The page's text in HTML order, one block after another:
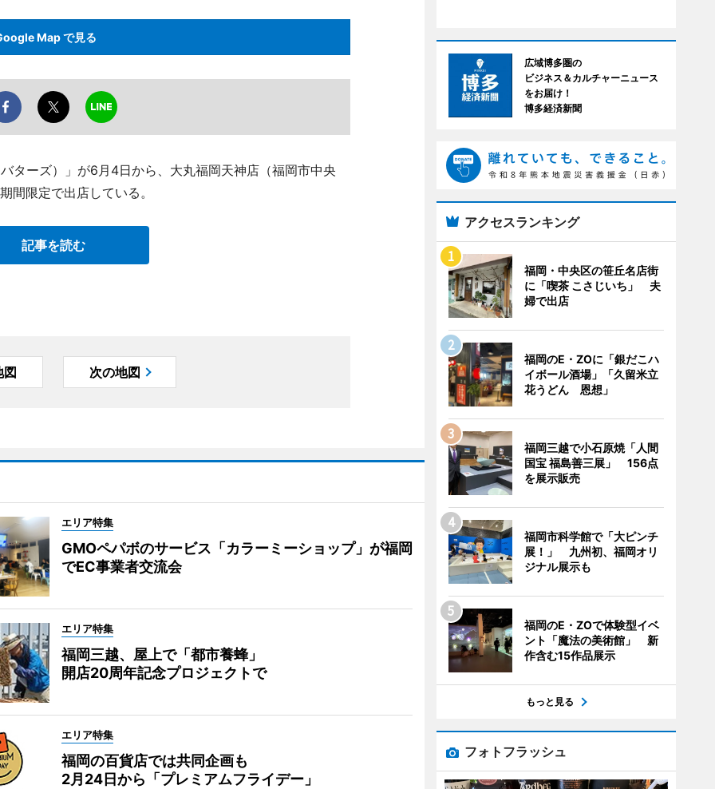
Map で見る
ターズ）」が6月4日から、大丸福岡天神店（福岡市中央
間限定で出店している。
記事を読む
図 次の地図
エリア特集
GMOペパボのサービス「カラーミーショップ」が福岡
でEC事業者交流会
エリア特集
福岡三越、屋上で「都市養蜂」
開店20周年記念プロジェクトで
エリア特集
福岡の百貨店では共同企画も
2月24日から「プレミアムフライデー」
広域博多圏の
ビジネス＆カルチャーニュース
をお届け！
博多経済新聞
アクセスランキング
福岡・中央区の笹丘名店街
に「喫茶 こさじいち」 夫
婦で出店
福岡のE・ZOに「銀だこハ
イボール酒場」「久留米立
花うどん 恩想」
福岡三越で小石原焼「人間
国宝 福島善三展」 156点
を展示販売
福岡市科学館で「大ピンチ
展！」 九州初、福岡オリ
ジナル展示も
福岡のE・ZOで体験型イベ
ント「魔法の美術館」 新
作含む15作品展示
もっと見る
フォトフラッシュ